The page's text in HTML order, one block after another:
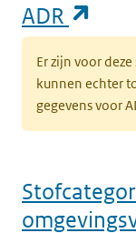
ADR
Er zijn voor
kunnen echter
gegevens voor